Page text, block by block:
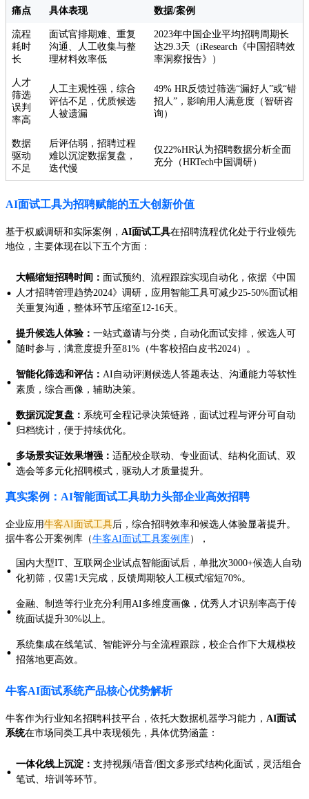
痛点 具体表现 数据/案例
流程
耗时
长
面试官排期难、重复
沟通、人工收集与整
理材料效率低
2023年中国企业平均招聘周期长
达29.3天（iResearch《中国招聘效
率洞察报告》）
人才
筛选
误判
率高
人工主观性强，综合
评估不足，优质候选
人被遗漏
49% HR反馈过筛选“漏好人”或“错
招人”，影响用人满意度（智研咨
询）
数据
驱动
不足
后评估弱，招聘过程
难以沉淀数据复盘，
迭代慢
仅22%HR认为招聘数据分析全面
充分（HRTech中国调研）
AI面试工具为招聘赋能的五大创新价值
基于权威调研和实际案例， AI面试工具在招聘流程优化处于行业领先
地位，主要体现在以下五个方面：
·
大幅缩短招聘时间： 面试预约、流程跟踪实现自动化，依据《中国
人才招聘管理趋势2024》调研，应用智能工具可减少25-50%面试相
关重复沟通，整体环节压缩至12-16天。
· 提升候选人体验： 一站式邀请与分类，自动化面试安排，候选人可
随时参与，满意度提升至81%（牛客校招白皮书2024）。
· 智能化筛选和评估： AI自动评测候选人答题表达、沟通能力等软性
素质，综合画像，辅助决策。
· 数据沉淀复盘： 系统可全程记录决策链路，面试过程与评分可自动
归档统计，便于持续优化。
· 多场景实证效果增强： 适配校企联动、专业面试、结构化面试、双
选会等多元化招聘模式，驱动人才质量提升。
真实案例：AI智能面试工具助力头部企业高效招聘
企业应用牛客AI面试工具后，综合招聘效率和候选人体验显著提升。
据牛客公开案例库（牛客AI面试工具案例库），
· 国内大型IT、互联网企业试点智能面试后，单批次3000+候选人自动
化初筛，仅需1天完成，反馈周期较人工模式缩短70%。
· 金融、制造等行业充分利用AI多维度画像，优秀人才识别率高于传
统面试提升30%以上。
· 系统集成在线笔试、智能评分与全流程跟踪，校企合作下大规模校
招落地更高效。
牛客AI面试系统产品核心优势解析
牛客作为行业知名招聘科技平台，依托大数据机器学习能力， AI面试
系统在市场同类工具中表现领先，具体优势涵盖：
· 一体化线上沉淀： 支持视频/语音/图文多形式结构化面试，灵活组合
笔试、培训等环节。